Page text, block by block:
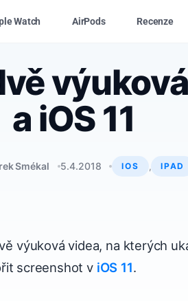
Watch AirPods Recenze
a iOS 11
Smékal 5.4.2018 IOS , IPAD
výuková videa, na kterých
screenshot v iOS 11.